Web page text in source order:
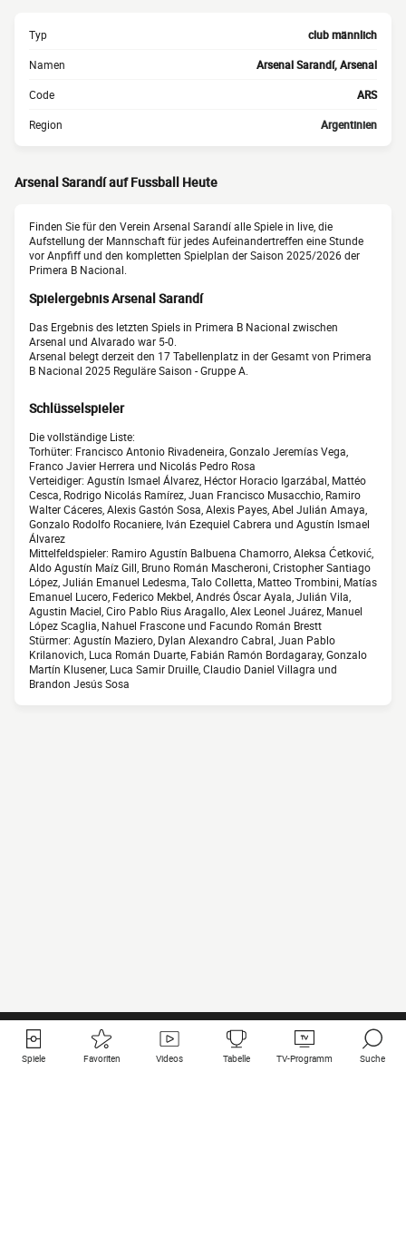
Typ club männlich
Namen Arsenal Sarandí, Arsenal
Code ARS
Region Argentinien
Arsenal Sarandí auf Fussball Heute
Finden Sie für den Verein Arsenal Sarandí alle Spiele in live, die
Aufstellung der Mannschaft für jedes Aufeinandertreffen eine Stunde
vor Anpfiff und den kompletten Spielplan der Saison 2025/2026 der
Primera B Nacional.
Spielergebnis Arsenal Sarandí
Das Ergebnis des letzten Spiels in Primera B Nacional zwischen
Arsenal und Alvarado war 5-0.
Arsenal belegt derzeit den 17 Tabellenplatz in der Gesamt von Primera
B Nacional 2025 Reguläre Saison - Gruppe A.
Schlüsselspieler
Die vollständige Liste:
Torhüter: Francisco Antonio Rivadeneira, Gonzalo Jeremías Vega,
Franco Javier Herrera und Nicolás Pedro Rosa
Verteidiger: Agustín Ismael Álvarez, Héctor Horacio Igarzábal, Mattéo
Cesca, Rodrigo Nicolás Ramírez, Juan Francisco Musacchio, Ramiro
Walter Cáceres, Alexis Gastón Sosa, Alexis Payes, Abel Julián Amaya,
Gonzalo Rodolfo Rocaniere, Iván Ezequiel Cabrera und Agustín Ismael
Álvarez
Mittelfeldspieler: Ramiro Agustín Balbuena Chamorro, Aleksa Ćetković,
Aldo Agustín Maíz Gill, Bruno Román Mascheroni, Cristopher Santiago
López, Julián Emanuel Ledesma, Talo Colletta, Matteo Trombini, Matías
Emanuel Lucero, Federico Mekbel, Andrés Óscar Ayala, Julián Vila,
Agustin Maciel, Ciro Pablo Rius Aragallo, Alex Leonel Juárez, Manuel
López Scaglia, Nahuel Frascone und Facundo Román Brestt
Stürmer: Agustín Maziero, Dylan Alexandro Cabral, Juan Pablo
Krilanovich, Luca Román Duarte, Fabián Ramón Bordagaray, Gonzalo
Martín Klusener, Luca Samir Druille, Claudio Daniel Villagra und
Brandon Jesús Sosa
Spiele Favoriten Videos Tabelle TV-Programm Suche